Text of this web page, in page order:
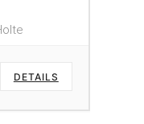
DETAILS